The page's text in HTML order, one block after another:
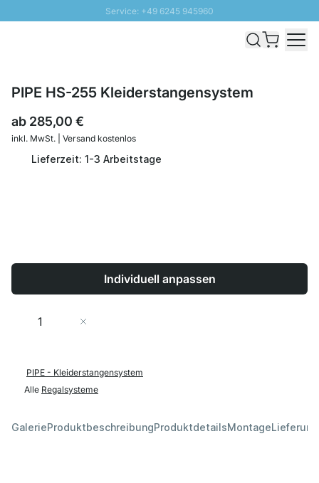
Service: +49 6245 945960
Schnelle Lieferung - Gratis Versand ab 100€
PIPE HS-255 Kleiderstangensystem
ab 285,00 €
inkl. MwSt. | Versand kostenlos
Lieferzeit: 1-3 Arbeitstage
Individuell anpassen
Menge
PIPE - Kleiderstangensystem
Alle Regalsysteme
GalerieProduktbeschreibungProduktdetailsMontage